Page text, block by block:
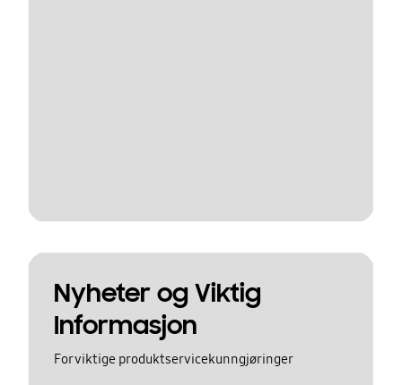
Nyheter og Viktig
Informasjon
For viktige produktservicekunngjøringer